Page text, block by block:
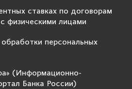
ставках по договорам
физическими лицами
персональных
(Информационно-
Банка России)